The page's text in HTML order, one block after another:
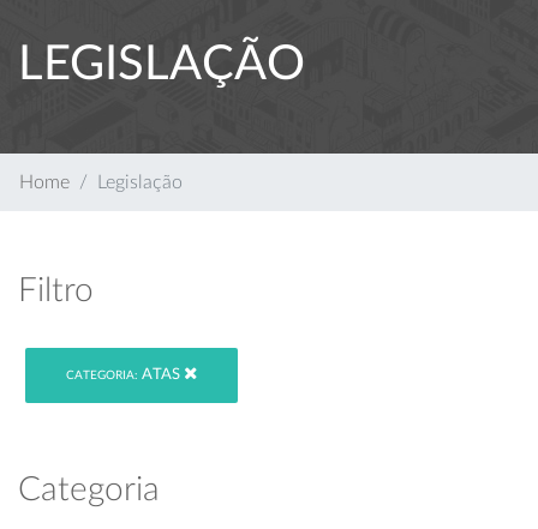
LEGISLAÇÃO
Home Legislação
Filtro
CATEGORIA: ATAS
Categoria